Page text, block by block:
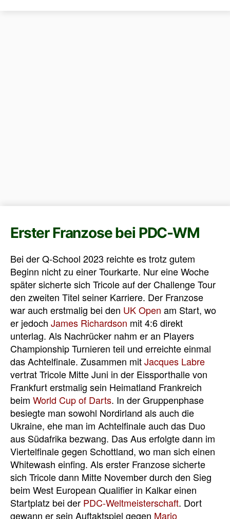
Erster Franzose bei PDC-WM
Bei der Q-School 2023 reichte es trotz gutem
Beginn nicht zu einer Tourkarte. Nur eine Woche
später sicherte sich Tricole auf der Challenge Tour
den zweiten Titel seiner Karriere. Der Franzose
war auch erstmalig bei den UK Open am Start, wo
er jedoch James Richardson mit 4:6 direkt
unterlag. Als Nachrücker nahm er an Players
Championship Turnieren teil und erreichte einmal
das Achtelfinale. Zusammen mitJacques Labre
vertrat Tricole Mitte Juni in der Eissporthalle von
Frankfurt erstmalig sein Heimatland Frankreich
beim World Cup of Darts. In der Gruppenphase
besiegte man sowohl Nordirland als auch die
Ukraine, ehe man im Achtelfinale auch das Duo
aus Südafrika bezwang. Das Aus erfolgte dann im
Viertelfinale gegen Schottland, wo man sich einen
Whitewash einfing. Als erster Franzose sicherte
sich Tricole dann Mitte November durch den Sieg
beim West European Qualifier in Kalkar einen
Startplatz bei der PDC-Weltmeisterschaft. Dort
gewann er sein Auftaktspiel gegen Mario